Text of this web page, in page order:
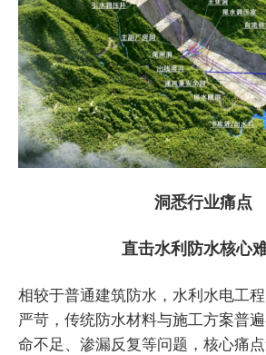
洞悉行业痛点
直击水利防水核心
相较于普通建筑防水，水利水电工
严苛，传统防水材料与施工方案普
命不足、渗漏反复等问题，核心痛